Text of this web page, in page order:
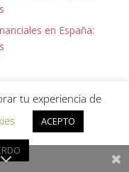
en España:
Ana León - 2020 -
tu experiencia de
ACEPTO